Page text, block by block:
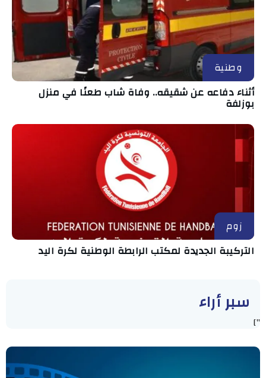
وطنية
أثناء دفاعه عن شقيقه.. وفاة شاب طعنًا في منزل
بوزلفة
زوم
التركيبة الجديدة لمكتب الرابطة الوطنية لكرة اليد
سبر أراء
"]